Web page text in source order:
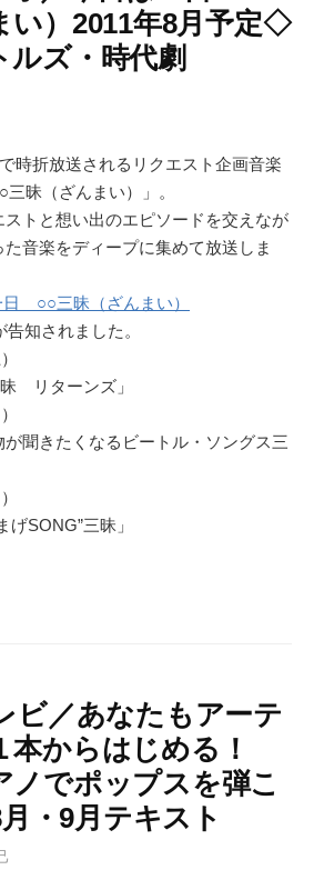
い）2011年8月予定◇
ルズ・時代劇
時折放送されるリクエスト企画音楽
昧（ざんまい）」。
ストと想い出のエピソードを交えなが
音楽をディープに集めて放送しま
○○三昧（ざんまい）
知されました。
昧 リターンズ」
が聞きたくなるビートル・ソングス三
げSONG”三昧」
ビ／あなたもアーテ
本からはじめる！
ノでポップスを弾こ
・9月テキスト